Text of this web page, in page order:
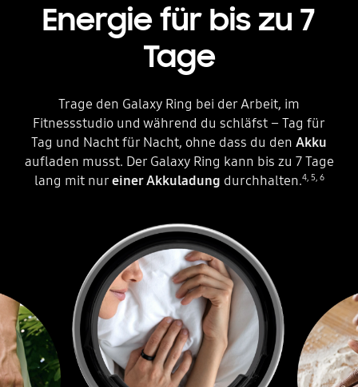
Energie für bis zu 7
Tage
Trage den Galaxy Ring bei der Arbeit, im
Fitnessstudio und während du schläfst – Tag für
Tag und Nacht für Nacht, ohne dass du den Akku
aufladen musst. Der Galaxy Ring kann bis zu 7 Tage
lang mit nureiner Akkuladung durchhalten.4, 5, 6